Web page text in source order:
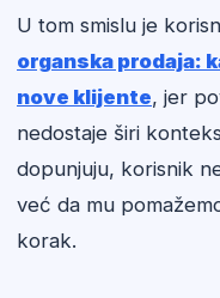
U tom smislu je
organska prodaja:
nove klijente, jer
nedostaje širi
dopunjuju, korisnik
već da mu
korak.